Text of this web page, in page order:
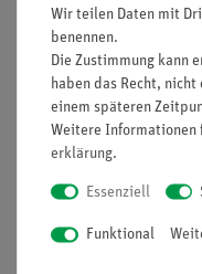
Radioaktives
Isotop-
Zerfallsenergie
Teilchenenergie
Modell des
Tunnel-Effekt
Halbleiter
Sperrschicht
Wir teilen Daten mit
benennen.
Die Zustimmung kann
haben das Recht,
einem späteren
Weitere Informationen
erklärung.
Essenziell
Funktional